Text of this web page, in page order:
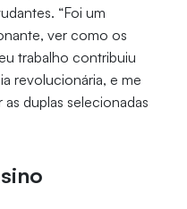
“Foi um
ver como os
trabalho contribuiu
revolucionária, e me
duplas selecionadas